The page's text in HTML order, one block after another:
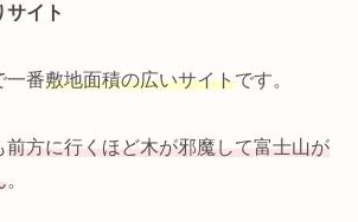
サイト
一番敷地面積の広いサイトです。
前方に行くほど木が邪魔して富士山が
。